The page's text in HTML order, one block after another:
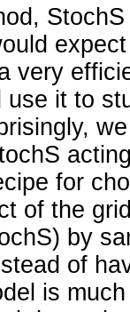
very
use it to
for
of the
by
of
is